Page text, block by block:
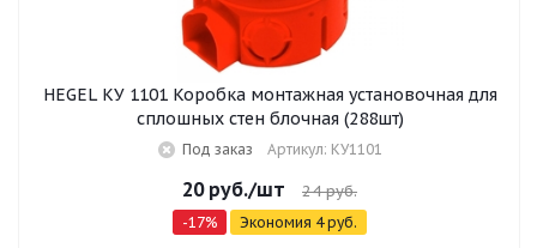
HEGEL КУ 1101 Коробка монтажная установочная для
сплошных стен блочная (288шт)
Под заказ Артикул: КУ1101
20руб./шт 24руб.
-17% Экономия 4руб.